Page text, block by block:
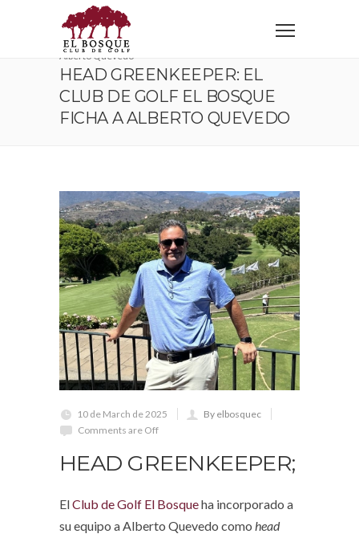
Home
Corporativo
Head Greenkeeper: El Club de Golf El Bosque ficha a
Alberto Quevedo
HEAD GREENKEEPER: EL
CLUB DE GOLF EL BOSQUE
FICHA A ALBERTO QUEVEDO
10 de March de 2025
By elbosquec
Comments are Off
HEAD GREENKEEPER;
ElClub de Golf El Bosqueha incorporado a
su equipo a Alberto Quevedo como head